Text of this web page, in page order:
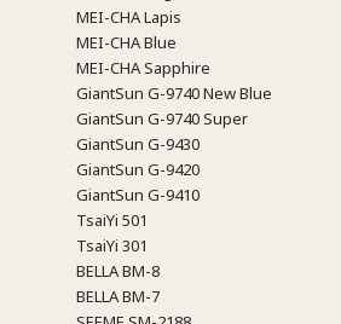
MEI-CHA Lapis
MEI-CHA Blue
MEI-CHA Sapphire
GiantSun G-9740 New Blue
GiantSun G-9740 Super
GiantSun G-9430
GiantSun G-9420
GiantSun G-9410
TsaiYi 501
TsaiYi 301
BELLA BM-8
BELLA BM-7